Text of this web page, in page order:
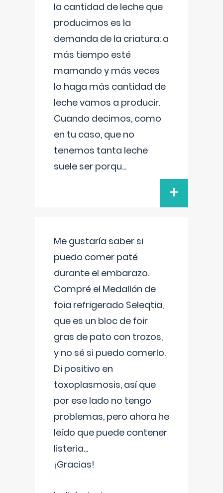
la cantidad de leche que
producimos es la
demanda de la criatura: a
más tiempo esté
mamando y más veces
lo haga más cantidad de
leche vamos a producir.
Cuando decimos, como
en tu caso, que no
tenemos tanta leche
suele ser porqu...
+
Me gustaría saber si
puedo comer paté
durante el embarazo.
Compré el Medallón de
foia refrigerado Seleqtia,
que es un bloc de foir
gras de pato con trozos,
y no sé si puedo comerlo.
Di positivo en
toxoplasmosis, así que
por ese lado no tengo
problemas, pero ahora he
leído que puede contener
listeria...
¡Gracias!